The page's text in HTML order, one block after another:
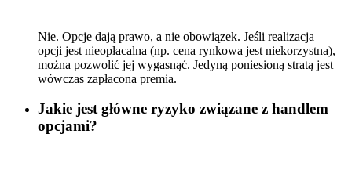
Nie. Opcje dają prawo, a nie obowiązek. Jeśli realizacja
opcji jest nieopłacalna (np. cena rynkowa jest niekorzystna),
można pozwolić jej wygasnąć. Jedyną poniesioną stratą jest
wówczas zapłacona premia.
Jakie jest główne ryzyko związane z handlem
opcjami?